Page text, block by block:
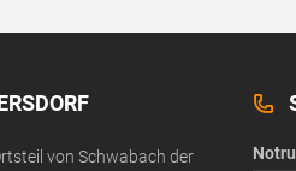
von Schwabach der